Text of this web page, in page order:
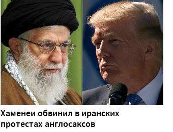
Хаменеи обвинил в иранских
протестах англосаксов